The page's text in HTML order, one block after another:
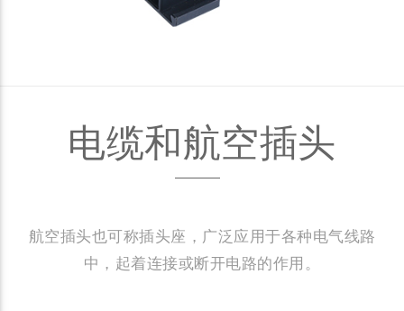
电缆和航空插头
航空插头也可称插头座，广泛应用于各种电气线路
中，起着连接或断开电路的作用。